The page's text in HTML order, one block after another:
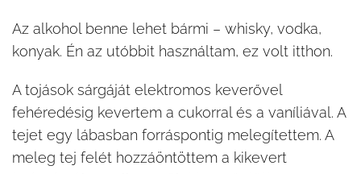
Az alkohol benne lehet bármi – whisky, vodka,
konyak. Én az utóbbit használtam, ez volt itthon.
A tojások sárgáját elektromos keverővel
fehéredésig kevertem a cukorral és a vaníliával. A
tejet egy lábasban forráspontig melegítettem. A
meleg tej felét hozzáöntöttem a kikevert